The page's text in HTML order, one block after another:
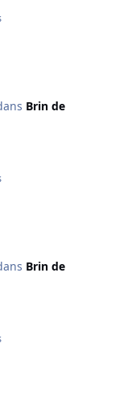
pour ma
Brin de
Brin de